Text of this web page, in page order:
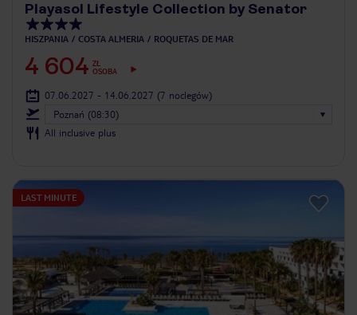
Playasol Lifestyle Collection by Senator
HISZPANIA COSTA ALMERIA ROQUETAS DE MAR
4 604 ZŁ
OSOBA
07.06.2027 - 14.06.2027 (7 noclegów)
Poznań (08:30)
All inclusive plus
LAST MINUTE